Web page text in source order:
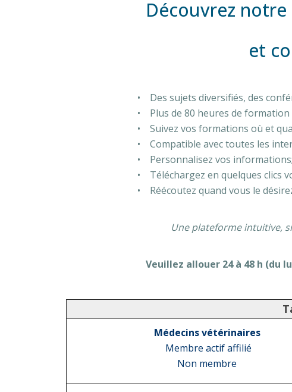
Découvrez
et
• Des sujets diversifiés, des
• Plus de 80 heures de
• Suivez vos formations où et
• Compatible avec toutes les
• Personnalisez vos
• Téléchargez en quelques clics
• Réécoutez quand vous le
Une plateforme intuitive,
Veuillez allouer 24 à 48 h (du
Médecins vétérinaires
Membre actif affilié
Non membre